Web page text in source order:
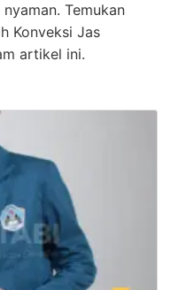
Temukan
Konveksi Jas
artikel ini.